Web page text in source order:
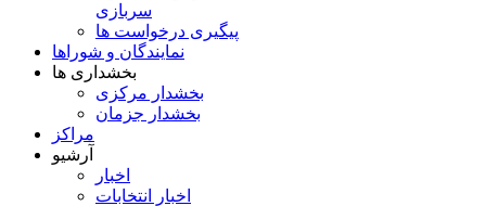
سربازی
پیگیری درخواست ها
نمایندگان و شوراها
بخشداری ها
بخشدار مرکزی
بخشدار جزمان
مراکز
آرشیو
اخبار
اخبار انتخابات